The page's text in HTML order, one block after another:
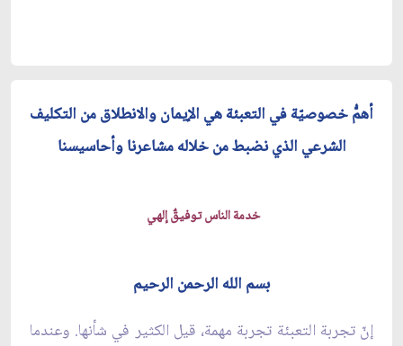
أهمُّ خصوصيّة في التعبئة هي الإيمان والانطلاق من التكليف
الشرعي الذي نضبط من خلاله مشاعرنا وأحاسيسنا
خدمة الناس توفيقٌ إلهي
بسم الله الرحمن الرحيم
إنّ تجربة التعبئة تجربة مهمة، قيل الكثير في شأنها. وعندما